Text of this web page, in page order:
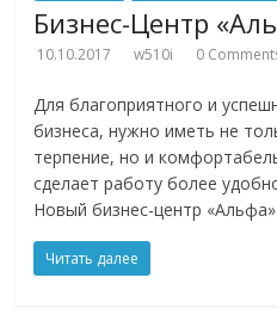
Бизнес-Центр
10.10.2017 w510i 0
Для благоприятного и
бизнеса, нужно иметь не
терпение, но и
сделает работу более
Новый бизнес-центр «Альфа»
Читать далее